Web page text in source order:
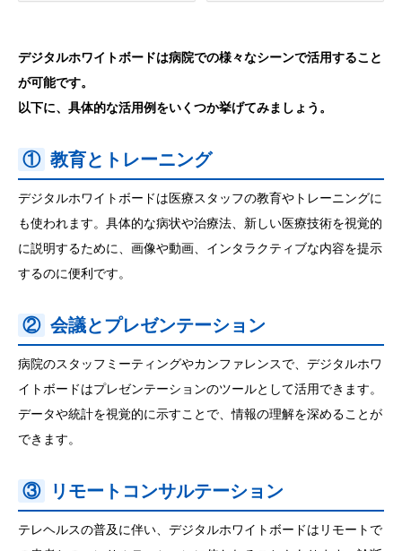
デジタルホワイトボードは病院での様々なシーンで活用すること
が可能です。
以下に、具体的な活用例をいくつか挙げてみましょう。
① 教育とトレーニング
デジタルホワイトボードは医療スタッフの教育やトレーニングに
も使われます。具体的な病状や治療法、新しい医療技術を視覚的
に説明するために、画像や動画、インタラクティブな内容を提示
するのに便利です。
② 会議とプレゼンテーション
病院のスタッフミーティングやカンファレンスで、デジタルホワ
イトボードはプレゼンテーションのツールとして活用できます。
データや統計を視覚的に示すことで、情報の理解を深めることが
できます。
③ リモートコンサルテーション
テレヘルスの普及に伴い、デジタルホワイトボードはリモートで